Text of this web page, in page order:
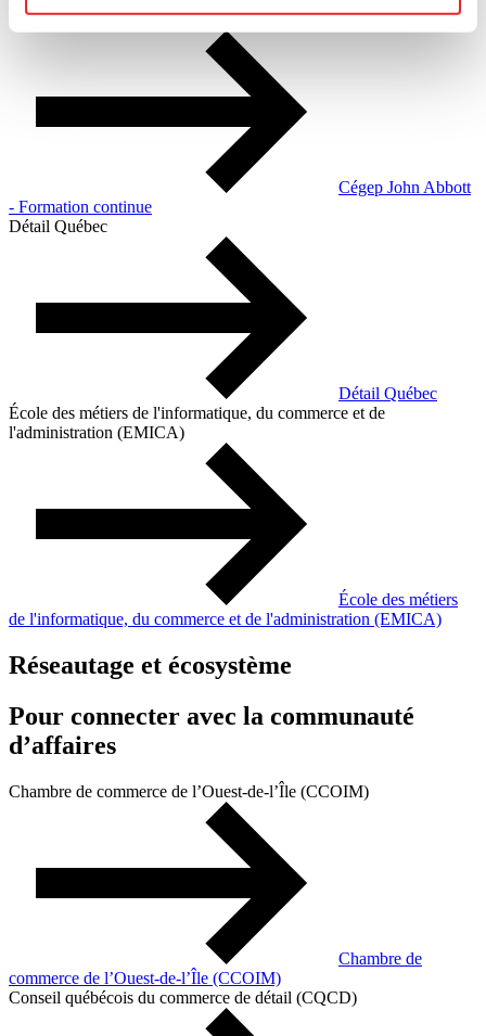
Cégep John Abbott - Formation continue
Cégep John Abbott
- Formation continue
Détail Québec
Détail Québec
École des métiers de l'informatique, du commerce et de
l'administration (EMICA)
École des métiers
de l'informatique, du commerce et de l'administration (EMICA)
Réseautage et écosystème
Pour connecter avec la communauté
d’affaires
Chambre de commerce de l’Ouest-de-l’Île (CCOIM)
Chambre de
commerce de l’Ouest-de-l’Île (CCOIM)
Conseil québécois du commerce de détail (CQCD)